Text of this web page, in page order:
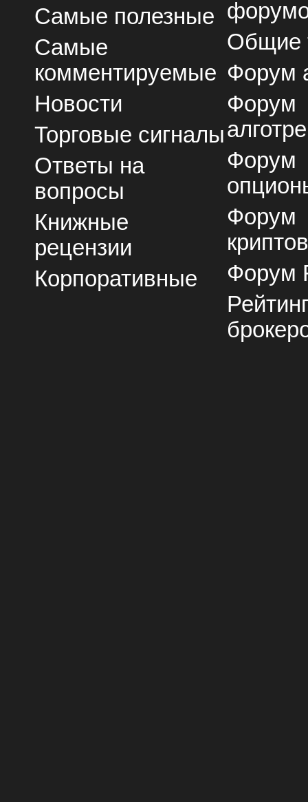
Самые полезные
Самые
комментируемые
Новости
Торговые сигналы
Ответы на
вопросы
Книжные
рецензии
Корпоративные
Общие
Форум
Форум
Форум
Форум
Форум